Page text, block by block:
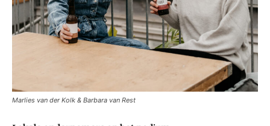
Marlies van der Kolk & Barbara van Rest